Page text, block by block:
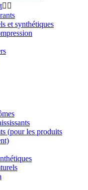
 
et synthétiques
(pour les produits